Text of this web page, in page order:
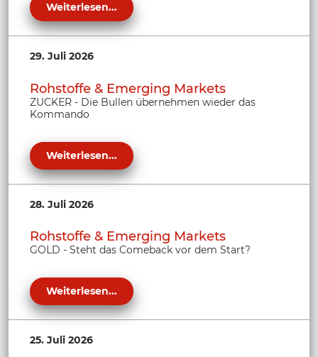
Weiterlesen...
29. Juli 2026
Rohstoffe & Emerging Markets
ZUCKER - Die Bullen übernehmen wieder das
Kommando
Weiterlesen...
28. Juli 2026
Rohstoffe & Emerging Markets
GOLD - Steht das Comeback vor dem Start?
Weiterlesen...
25. Juli 2026